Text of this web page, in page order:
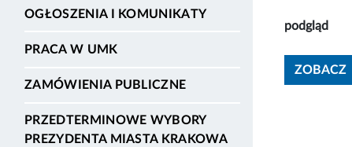
OGŁOSZENIA I KOMUNIKATY
PRACA W UMK
ZAMÓWIENIA PUBLICZNE
PRZEDTERMINOWE WYBORY
PREZYDENTA MIASTA KRAKOWA
podgląd
ZOBACZ